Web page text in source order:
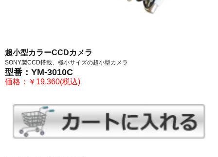
超小型カラーCCDカメラ
SONY製CCD搭載、極小サイズの超小型カメラ
型番：YM-3010C
価格：￥19,360(税込)